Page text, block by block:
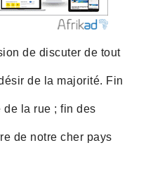
de discuter de tout
de la majorité. Fin
la rue ; fin des
de notre cher pays